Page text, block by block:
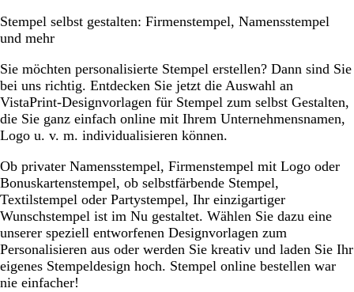
Stempel selbst gestalten: Firmenstempel, Namensstempel
und mehr
Sie möchten personalisierte Stempel erstellen? Dann sind Sie
bei uns richtig. Entdecken Sie jetzt die Auswahl an
VistaPrint-Designvorlagen für Stempel zum selbst Gestalten,
die Sie ganz einfach online mit Ihrem Unternehmensnamen,
Logo u. v. m. individualisieren können.
Ob privater Namensstempel, Firmenstempel mit Logo oder
Bonuskartenstempel, ob selbstfärbende Stempel,
Textilstempel oder Partystempel, Ihr einzigartiger
Wunschstempel ist im Nu gestaltet. Wählen Sie dazu eine
unserer speziell entworfenen Designvorlagen zum
Personalisieren aus oder werden Sie kreativ und laden Sie Ihr
eigenes Stempeldesign hoch. Stempel online bestellen war
nie einfacher!